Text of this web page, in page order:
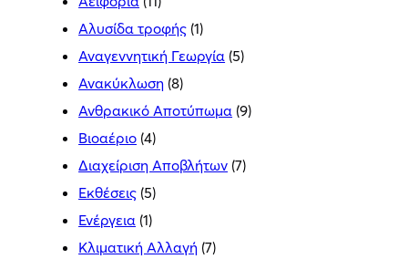
Αλυσίδα τροφής (1)
Αναγεννητική Γεωργία (5)
Ανακύκλωση (8)
Ανθρακικό Αποτύπωμα (9)
Βιοαέριο (4)
Διαχείριση Αποβλήτων (7)
Εκθέσεις (5)
Ενέργεια (1)
Κλιματική Αλλαγή (7)